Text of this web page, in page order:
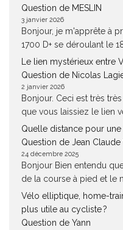
Question de MESLIN
3 janvier 2026
Bonjour, je m'apprête à
1700 D+ se déroulant le
Le lien mystérieux entre
Question de Nicolas
2 janvier 2026
Bonjour. Ceci est très
que vous laissiez le lien
Quelle distance pour une
Question de Jean
24 décembre 2025
Bonjour Bien entendu
de la course à pied et le
Vélo elliptique, home-
plus utile au cycliste ?
Question de Yann